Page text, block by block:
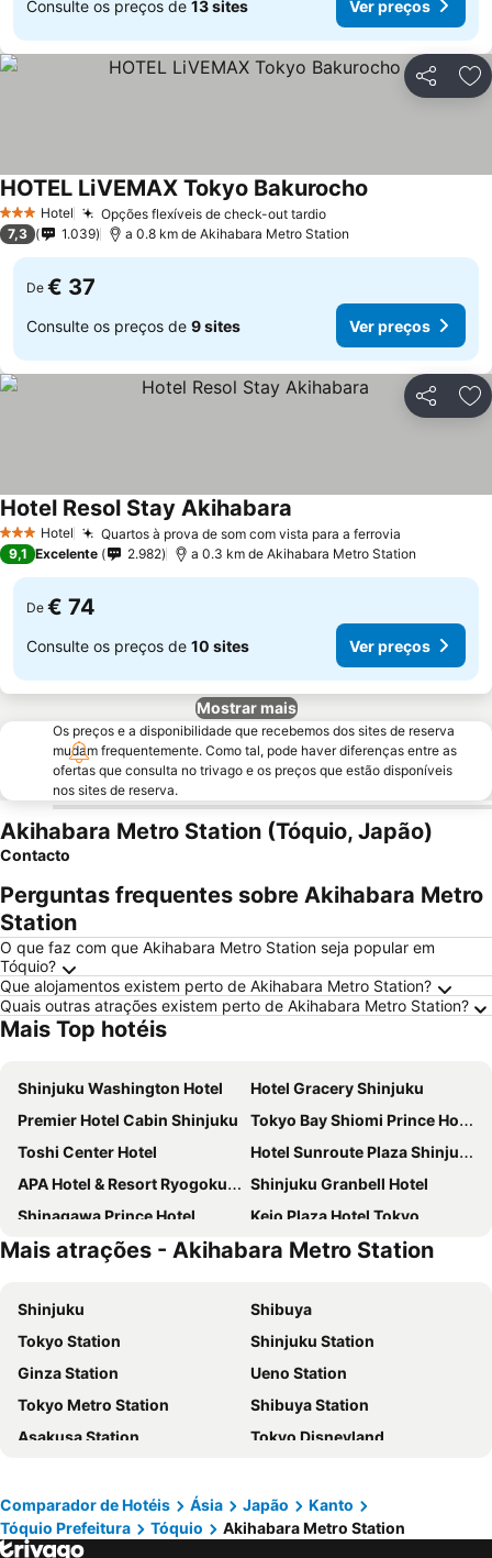
Consulte os preços de 13 sites Ver preços
Partilhar
3 EstrelasHotel Opções flexíveis de check-out tardio
HOTEL LiVEMAX Tokyo Bakurocho
7,3 1.039 a 0.8 km de Akihabara Metro Station
De € 37
Consulte os preços de 9 sites Ver preços
Partilhar
3 EstrelasHotel Quartos à prova de som com vista para a ferrovia
Hotel Resol Stay Akihabara
9,1 Excelente 2.982 a 0.3 km de Akihabara Metro Station
De € 74
Consulte os preços de 10 sites Ver preços
Mostrar mais
Os preços e a disponibilidade que recebemos dos sites de reserva
mudam frequentemente. Como tal, pode haver diferenças entre as
ofertas que consulta no trivago e os preços que estão disponíveis
nos sites de reserva.
Akihabara Metro Station (Tóquio, Japão)
Contacto
Perguntas frequentes sobre Akihabara Metro
Station
O que faz com que Akihabara Metro Station seja popular em
Tóquio?
Que alojamentos existem perto de Akihabara Metro Station?
Quais outras atrações existem perto de Akihabara Metro Station?
Mais Top hotéis
Shinjuku Washington Hotel
Hotel Gracery Shinjuku
Premier Hotel Cabin Shinjuku
Tokyo Bay Shiomi Prince Hotel
Toshi Center Hotel
Hotel Sunroute Plaza Shinjuku
APA Hotel & Resort Ryogoku Ekimae Tower
Shinjuku Granbell Hotel
Shinagawa Prince Hotel
Keio Plaza Hotel Tokyo
Sotetsu Fresa Inn Higashi Shinjuku
LYURO Tokyo Kiyosumi by THE SHARE HOTELS
Hotel New Otani Tokyo The Main
DoubleTree by Hilton Tokyo Ariake
HOTEL GRAPHY Shibuya
Shibuya Excel Hotel Tokyu
Imperial Hotel Tokyo
Hotel Villa Fontaine Grand Tokyo-Shiodome
Hotel Keihan Tsukiji Ginza Grande
APA HOTEL Roppongi Six
Tobu Hotel Levant Tokyo
APA Hotel PRIDE Akasaka Kokkaigijidomae
Almont Inn Tokyo Nihonbashi
Hotel MyStays Kameido
APA Hotel Shinjuku Kabukicho Tower
Hotel JAL City Tokyo Toyosu
Mais atrações - Akihabara Metro Station
Shinjuku
Shibuya
Tokyo Station
Shinjuku Station
Ginza Station
Ueno Station
Tokyo Metro Station
Shibuya Station
Asakusa Station
Tokyo Disneyland
Shinjuku Metro Station
Shinagawa Station
Asakusa Metro Station
Akasaka Station-Tokyo
Comparador de Hotéis Ásia Japão
Kanto
Tóquio Prefeitura
Tóquio Akihabara Metro Station